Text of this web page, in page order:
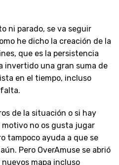
ni parado, se va seguir
he dicho la creación de la
que es la persistencia
invertido una gran suma de
en el tiempo, incluso
de la situación o si hay
no os gusta jugar
tampoco ayuda a que se
Pero OverAmuse se abrió
mapa incluso